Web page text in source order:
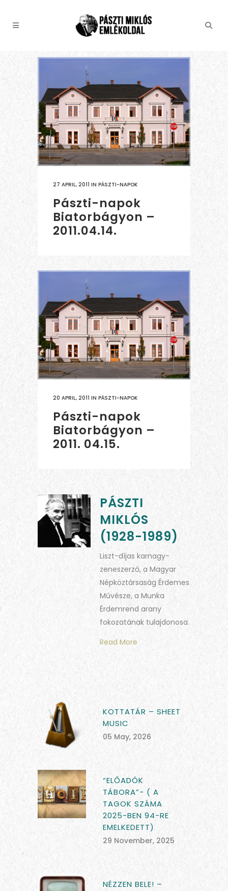
27 APRIL, 2011 IN PÁSZTI-NAPOK
Pászti-napok
Biatorbágyon –
2011.04.14.
20 APRIL, 2011 IN PÁSZTI-NAPOK
Pászti-napok
Biatorbágyon –
2011. 04.15.
PÁSZTI
MIKLÓS
(1928-1989)
Liszt-díjas karnagy-
zeneszerző, a Magyar
Népköztársaság Érdemes
Művésze, a Munka
Érdemrend arany
fokozatának tulajdonosa.
Read More
KOTTATÁR – SHEET
MUSIC
05 May, 2026
“ELŐADÓK
TÁBORA”- ( A
TAGOK SZÁMA
2025-BEN 94-RE
EMELKEDETT)
29 November, 2025
NÉZZEN BELE! –